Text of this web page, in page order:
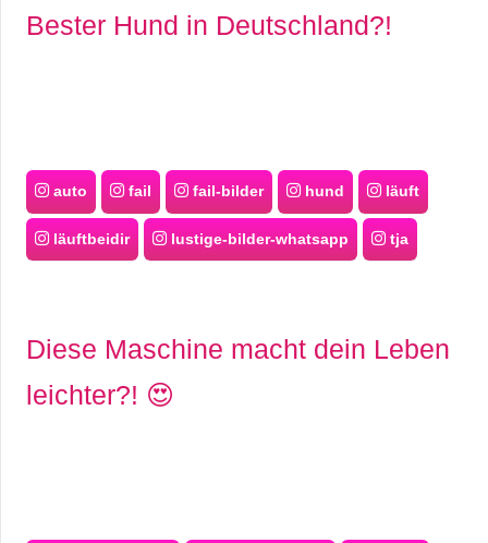
Bester Hund in Deutschland?!
auto fail fail-bilder hund läuft
läuftbeidir lustige-bilder-whatsapp tja
Diese Maschine macht dein Leben
leichter?! 😍